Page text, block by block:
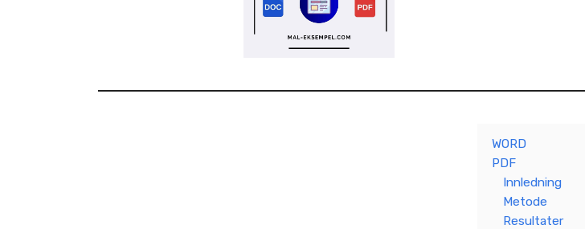
WORD
PDF
Innledning
Metode
Resultater